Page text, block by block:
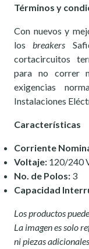
Términos y
Con nuevos y
losbreakers
cortacircuitos
para no correr
exigencias
Instalaciones
Características
Corriente
Voltaje: 120/240
No. de Polos: 3
Capacidad
Los productos
La imagen es solo
ni piezas